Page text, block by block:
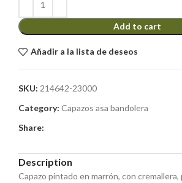
Add to cart
Añadir a la lista de deseos
SKU: 214642-23000
Category: Capazos asa bandolera
Share:
Description
Capazo pintado en marrón, con cremallera,